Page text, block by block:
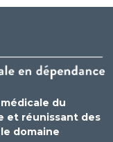
du
et réunissant des
domaine